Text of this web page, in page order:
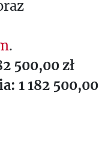
.
500,00 zł
1 182 500,00